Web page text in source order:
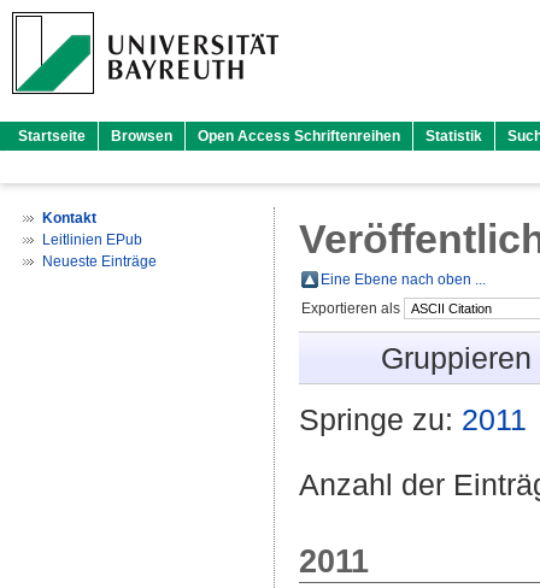
Startseite Browsen Open Access Schriftenreihen Statistik
Kontakt
Leitlinien EPub
Neueste Einträge
Eine Ebene nach oben ...
Exportieren als
Springe zu: 2011
Anzahl der
2011